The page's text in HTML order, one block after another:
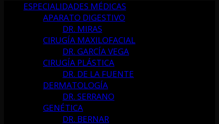
ESPECIALIDADES MÉDICAS
APARATO DIGESTIVO
DR. MIRAS
CIRUGÍA MAXILOFACIAL
DR. GARCÍA VEGA
CIRUGÍA PLÁSTICA
DR. DE LA FUENTE
DERMATOLOGÍA
DR. SERRANO
GENÉTICA
DR. BERNAR